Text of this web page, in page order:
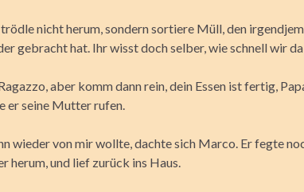
trödle nicht herum, sondern sortiere Müll, den
gebracht hat. Ihr wisst doch selber, wie schnell wir
aber komm dann rein, dein Essen ist fertig,
er seine Mutter rufen.
wieder von mir wollte, dachte sich Marco. Er fegte
herum, und lief zurück ins Haus.